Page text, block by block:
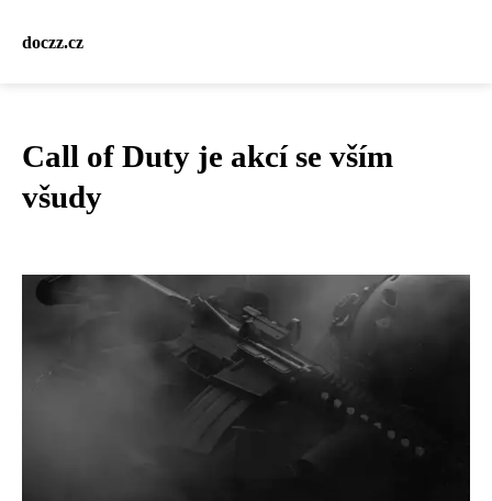
doczz.cz
Call of Duty je akcí se vším
všudy